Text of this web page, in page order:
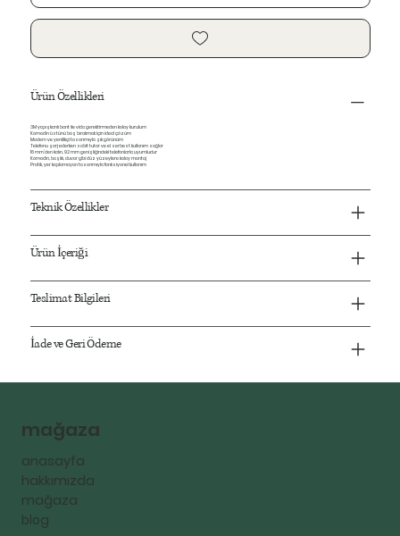
Ürün Özellikleri
3M yapışkanlı bant ile vida gerektirmeden kolay kurulum
Komodin üstünü boş bırakmak için ideal çözüm
Modern ve yenilikçi tasarımıyla şık görünüm
Telefonu şarj ederken sabit tutar ve el serbest kullanım sağlar
16 mm’den kalın, 92 mm genişliğindeki telefonlarla uyumludur
Komodin, başlık, duvar gibi düz yüzeylere kolay montaj
Pratik, yer kaplamayan tasarımıyla fonksiyonel kullanım
Teknik Özellikler
Ürün İçeriği
Teslimat Bilgileri
İade ve Geri Ödeme
mağaza
anasayfa
hakkımızda
mağaza
blog